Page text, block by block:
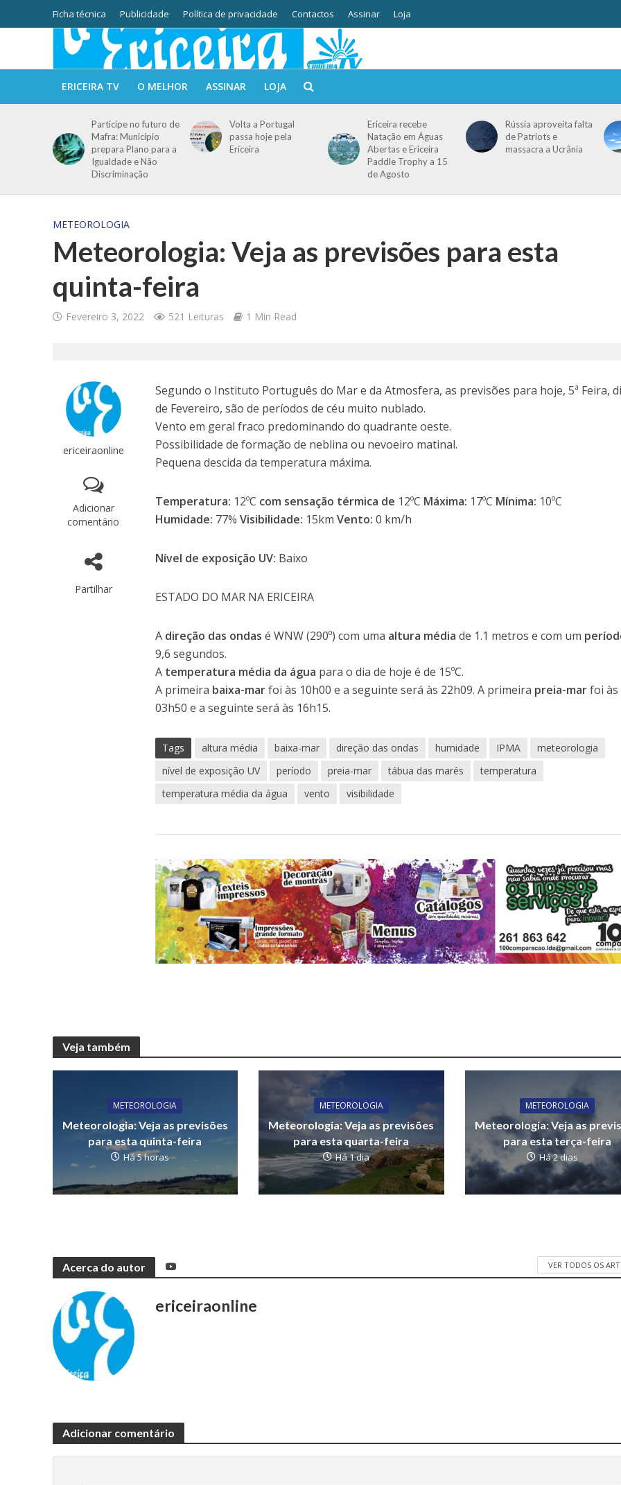
Ficha técnica Publicidade Política de privacidade Contactos Assinar Loja
ERICEIRA TV O MELHOR ASSINAR LOJA
Participe no futuro de
Mafra: Município
prepara Plano para a
Igualdade e Não
Discriminação
Volta a Portugal
passa hoje pela
Ericeira
Ericeira recebe
Natação em Águas
Abertas e Ericeira
Paddle Trophy a 15
de Agosto
Rússia aproveita falta
de Patriots e
massacra a Ucrânia
METEOROLOGIA
Meteorologia: Veja as previsões para esta
quinta-feira
Fevereiro 3, 2022 521 Leituras 1 Min Read
ericeiraonline
Adicionar
comentário
Partilhar
Segundo o Instituto Português do Mar e da Atmosfera, as previsões para hoje, 5ª Feira,
de Fevereiro, são de períodos de céu muito nublado.
Vento em geral fraco predominando do quadrante oeste.
Possibilidade de formação de neblina ou nevoeiro matinal.
Pequena descida da temperatura máxima.
Temperatura: 12ºC com sensação térmica de 12ºC Máxima: 17ºC Mínima: 10ºC
Humidade: 77%Visibilidade: 15kmVento: 0 km/h
Nível de exposição UV: Baixo
ESTADO DO MAR NA ERICEIRA
A direção das ondas é WNW (290º) com uma altura médiade 1.1 metros e com um
9,6 segundos.
A temperatura média da água para o dia de hoje é de 15ºC.
A primeira baixa-marfoi às 10h00 e a seguinte será às 22h09. A primeira preia-marfoi às
03h50 e a seguinte será às 16h15.
Tags altura média baixa-mar direção das ondas humidade IPMA
meteorologia
nível de exposição UV
período preia-mar tábua das marés
temperatura
temperatura média da água
vento visibilidade
Veja também
METEOROLOGIA
Meteorologia: Veja as previsões
para esta quinta-feira
Há 5 horas
METEOROLOGIA
Meteorologia: Veja as previsões
para esta quarta-feira
Há 1 dia
METEOROLOGIA
Meteorologia: Veja as
para esta terça-feira
Há 2 dias
Acerca do autor VER TODOS OS
ericeiraonline
Adicionar comentário